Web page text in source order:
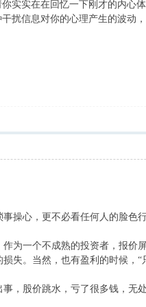
实实在在回忆一下刚才的内心
扰信息对你的心理产生的波动
操心，更不必看任何人的脸色
为一个不成熟的投资者，报价
失。当然，也有盈利的时候，
，股价跳水，亏了很多钱，无